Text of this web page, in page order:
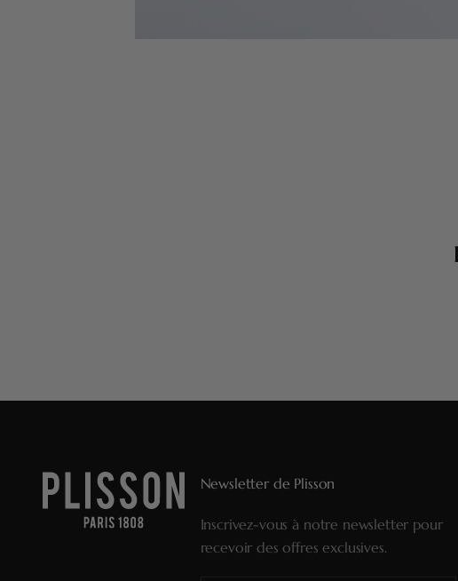
Newsletter de Plisson
Inscrivez-vous à notre newsletter pour
recevoir des offres exclusives.